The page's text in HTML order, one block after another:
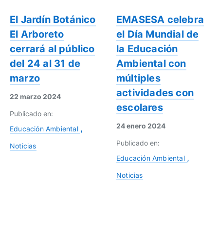
El Jardín Botánico
El Arboreto
cerrará al público
del 24 al 31 de
marzo
22 marzo 2024
Publicado en:
Educación Ambiental
Noticias
EMASESA celebra
el Día Mundial de
la Educación
Ambiental con
múltiples
actividades con
escolares
24 enero 2024
Publicado en:
Educación Ambiental
Noticias